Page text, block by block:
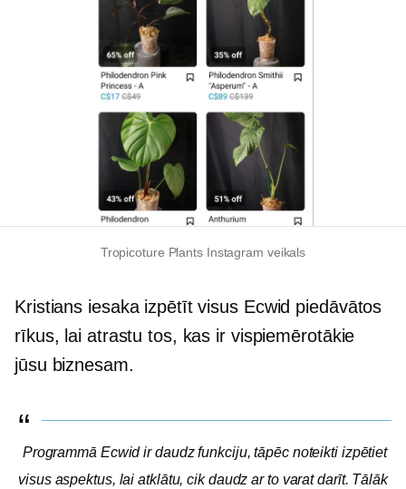
Tropicoture Plants Instagram veikals
Kristians iesaka izpētīt visus Ecwid piedāvātos
rīkus, lai atrastu tos, kas ir vispiemērotākie
jūsu biznesam.
Programmā Ecwid ir daudz funkciju, tāpēc noteikti izpētiet
visus aspektus, lai atklātu, cik daudz ar to varat darīt. Tālāk